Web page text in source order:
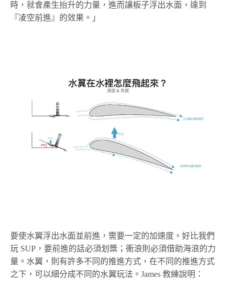
時，就會產生抬升的力量，進而讓板子浮出水面，達到
『凌空前進』的效果。」
要使水翼浮出水面並前進，需要一定的加速度。好比我們
玩 SUP，要前進的話必須划槳；衝浪則必須借助海浪的力
量。水翼，則有許多不同的推進方式，在不同的推進方式
之下，可以細分成不同的水翼玩法。James 教練說明：